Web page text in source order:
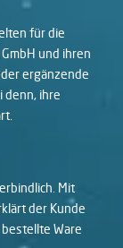
für die
und ihren
ergänzende
denn, ihre
Mit
der Kunde
Ware